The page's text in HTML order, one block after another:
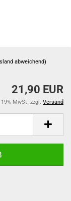
abweichend)
21,90 EUR
MwSt. zzgl. Versand